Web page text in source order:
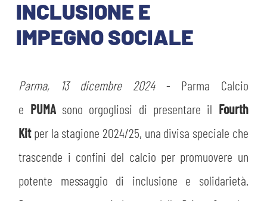
TRASFERTE
ORGANIGRAMMA
STORIA
MUTTI TRAINING CENTER
STORE
MUSEO
SLO
FLASH NEWS
MEDIA
CSR
ACADEMY
INCLUSIONE E
IMPEGNO SOCIALE
Parma, 13 dicembre 2024- Parma Calcio
e PUMA sono orgogliosi di presentare il Fourth
Kitper la stagione 2024/25, una divisa speciale che
trascende i confini del calcio per promuovere un
potente messaggio di inclusione e solidarietà.